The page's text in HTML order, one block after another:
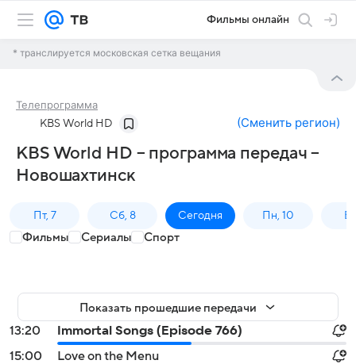
Фильмы онлайн
* транслируется московская сетка вещания
Телепрограмма
KBS World HD (Сменить регион)
KBS World HD – программа передач –
Новошахтинск
Пт, 7 Сб, 8 Сегодня Пн, 10
Фильмы Сериалы Спорт
Показать прошедшие передачи
13:20
Immortal Songs (Episode 766)
15:00
Love on the Menu